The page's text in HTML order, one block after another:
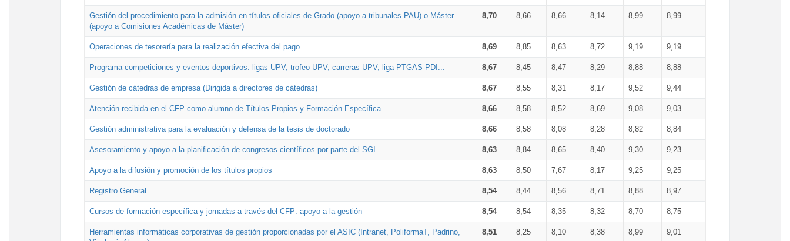
Gestión del procedimiento para la admisión en títulos oficiales de Grado (apoyo a tribunales PAU) o Máster
(apoyo a Comisiones Académicas de Máster)
8,70 8,66 8,66 8,14 8,99 8,99
Operaciones de tesorería para la realización efectiva del pago 8,69 8,85 8,63 8,72 9,19 9,19
Programa competiciones y eventos deportivos: ligas UPV, trofeo UPV, carreras UPV, liga PTGAS-PDI... 8,67 8,45 8,47 8,29 8,88 8,88
Gestión de cátedras de empresa (Dirigida a directores de cátedras) 8,67 8,55 8,31 8,17 9,52 9,44
Atención recibida en el CFP como alumno de Títulos Propios y Formación Específica 8,66 8,58 8,52 8,69 9,08 9,03
Gestión administrativa para la evaluación y defensa de la tesis de doctorado 8,66 8,58 8,08 8,28 8,82 8,84
Asesoramiento y apoyo a la planificación de congresos científicos por parte del SGI 8,63 8,84 8,65 8,40 9,30 9,23
Apoyo a la difusión y promoción de los títulos propios 8,63 8,50 7,67 8,17 9,25 9,25
Registro General 8,54 8,44 8,56 8,71 8,88 8,97
Cursos de formación específica y jornadas a través del CFP: apoyo a la gestión 8,54 8,54 8,35 8,32 8,70 8,75
Herramientas informáticas corporativas de gestión proporcionadas por el ASIC (Intranet, PoliformaT, Padrino,
8,51 8,25 8,10 8,38 8,99 9,01